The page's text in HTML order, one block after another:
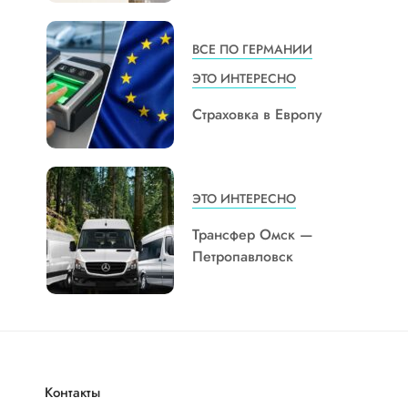
ВСЕ ПО ГЕРМАНИИ
ЭТО ИНТЕРЕСНО
Страховка в Европу
ЭТО ИНТЕРЕСНО
Трансфер Омск —
Петропавловск
Контакты